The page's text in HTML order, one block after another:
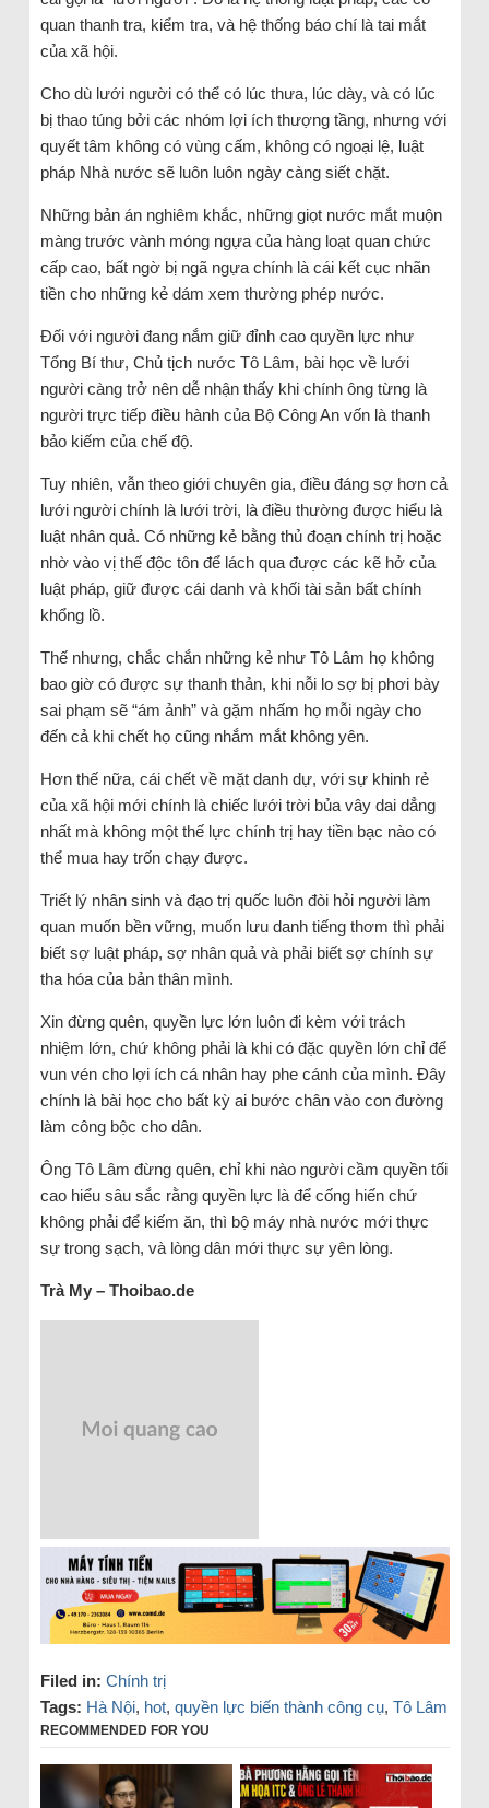
quan thanh tra, kiểm tra, và hệ thống báo chí là tai mắt
của xã hội.
Cho dù lưới người có thể có lúc thưa, lúc dày, và có lúc
bị thao túng bởi các nhóm lợi ích thượng tầng, nhưng với
quyết tâm không có vùng cấm, không có ngoại lệ, luật
pháp Nhà nước sẽ luôn luôn ngày càng siết chặt.
Những bản án nghiêm khắc, những giọt nước mắt muộn
màng trước vành móng ngựa của hàng loạt quan chức
cấp cao, bất ngờ bị ngã ngựa chính là cái kết cục nhãn
tiền cho những kẻ dám xem thường phép nước.
Đối với người đang nắm giữ đỉnh cao quyền lực như
Tổng Bí thư, Chủ tịch nước Tô Lâm, bài học về lưới
người càng trở nên dễ nhận thấy khi chính ông từng là
người trực tiếp điều hành của Bộ Công An vốn là thanh
bảo kiếm của chế độ.
Tuy nhiên, vẫn theo giới chuyên gia, điều đáng sợ hơn cả
lưới người chính là lưới trời, là điều thường được hiểu là
luật nhân quả. Có những kẻ bằng thủ đoạn chính trị hoặc
nhờ vào vị thế độc tôn để lách qua được các kẽ hở của
luật pháp, giữ được cái danh và khối tài sản bất chính
khổng lồ.
Thế nhưng, chắc chắn những kẻ như Tô Lâm họ không
bao giờ có được sự thanh thản, khi nỗi lo sợ bị phơi bày
sai phạm sẽ “ám ảnh” và gặm nhấm họ mỗi ngày cho
đến cả khi chết họ cũng nhắm mắt không yên.
Hơn thế nữa, cái chết về mặt danh dự, với sự khinh rẻ
của xã hội mới chính là chiếc lưới trời bủa vây dai dẳng
nhất mà không một thế lực chính trị hay tiền bạc nào có
thể mua hay trốn chạy được.
Triết lý nhân sinh và đạo trị quốc luôn đòi hỏi người làm
quan muốn bền vững, muốn lưu danh tiếng thơm thì phải
biết sợ luật pháp, sợ nhân quả và phải biết sợ chính sự
tha hóa của bản thân mình.
Xin đừng quên, quyền lực lớn luôn đi kèm với trách
nhiệm lớn, chứ không phải là khi có đặc quyền lớn chỉ để
vun vén cho lợi ích cá nhân hay phe cánh của mình. Đây
chính là bài học cho bất kỳ ai bước chân vào con đường
làm công bộc cho dân.
Ông Tô Lâm đừng quên, chỉ khi nào người cầm quyền tối
cao hiểu sâu sắc rằng quyền lực là để cống hiến chứ
không phải để kiếm ăn, thì bộ máy nhà nước mới thực
sự trong sạch, và lòng dân mới thực sự yên lòng.
Trà My – Thoibao.de
Filed in: Chính trị
Tags: Hà Nội, hot, quyền lực biến thành công cụ, Tô Lâm
RECOMMENDED FOR YOU